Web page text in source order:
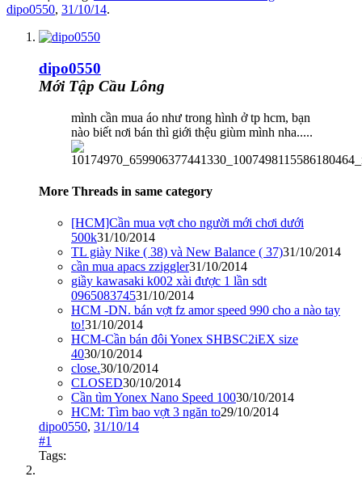
dipo0550, 31/10/14.
dipo0550
Mới Tập Cầu Lông
mình cần mua áo như trong hình ở tp hcm, bạn
nào biết nơi bán thì giới thệu giùm mình nha.....
More Threads in same category
[HCM]Cần mua vợt cho người mới chơi dưới
500k31/10/2014
TL giày Nike ( 38) và New Balance ( 37)31/10/2014
cần mua apacs zziggler31/10/2014
giầy kawasaki k002 xài được 1 lần sdt
096508374531/10/2014
HCM -DN. bán vợt fz amor speed 990 cho a nào tay
to!31/10/2014
HCM-Cần bán đôi Yonex SHBSC2iEX size
4030/10/2014
close.30/10/2014
CLOSED30/10/2014
Cần tìm Yonex Nano Speed 10030/10/2014
HCM: Tìm bao vợt 3 ngăn to29/10/2014
dipo0550, 31/10/14
#1
Tags: